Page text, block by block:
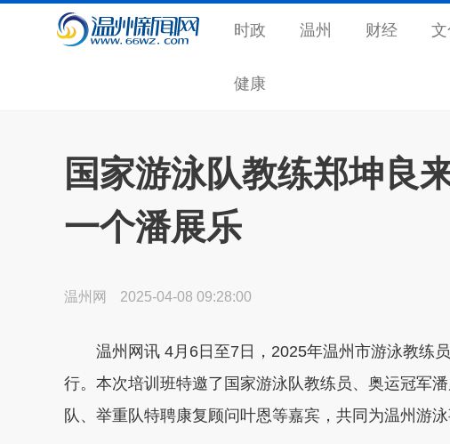
时政 温州 财经
健康
国家游泳队教练郑坤良
一个潘展乐
温州网 2025-04-08 09:28:00
温州网讯 4月6日至7日，2025年温州市游泳教练
行。本次培训班特邀了国家游泳队教练员、奥运冠军
队、举重队特聘康复顾问叶恩等嘉宾，共同为温州游泳